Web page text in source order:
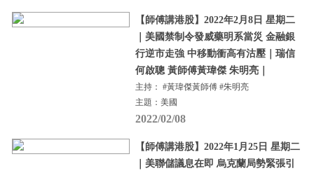
【師傅講港股】2022年2月8日 星期二
｜美國禁制令發威藥明系當災 金融銀
行逆市走強 中移動衝高有沽壓｜瑞信
何啟聰 黃師傅黃瑋傑 朱明亮｜
主持： #黃瑋傑黃師傅 #朱明亮
主題：美國
2022/02/08
【師傅講港股】2022年1月25日 星期二
｜美聯儲議息在即 烏克蘭局勢緊張引